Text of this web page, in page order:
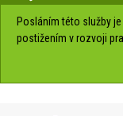
Posláním této služby
postižením v rozvoji